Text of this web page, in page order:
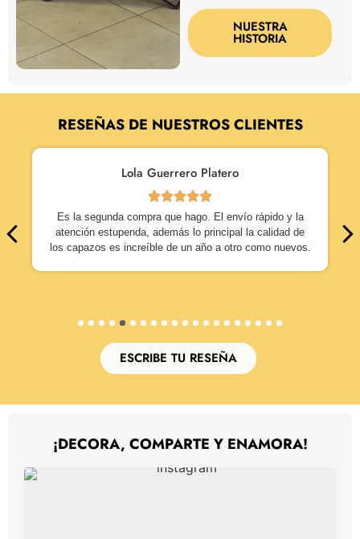
NUESTRA
HISTORIA
RESEÑAS DE NUESTROS CLIENTES
Lola Guerrero Platero
Es la segunda compra que hago. El envío rápido y la
atención estupenda, además lo principal la calidad de
los capazos es increíble de un año a otro como nuevos.
5 6 7 8 9 1011121314151617181920
ESCRIBE TU RESEÑA
¡DECORA, COMPARTE Y ENAMORA!